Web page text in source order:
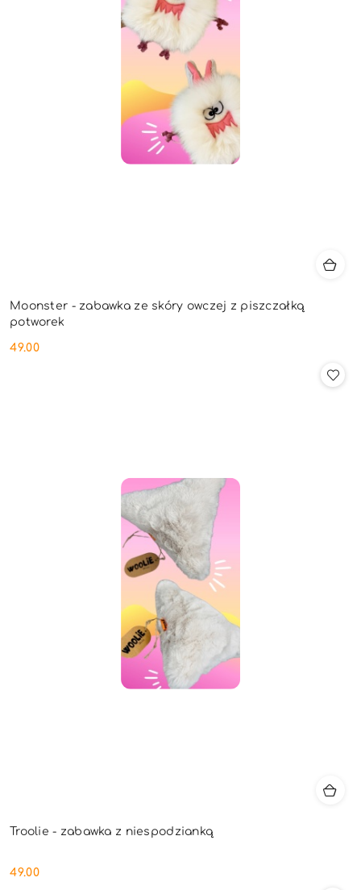
Moonster - zabawka ze skóry owczej z piszczałką
potworek
Cena:
49.00
Troolie - zabawka z niespodzianką
Cena:
49.00